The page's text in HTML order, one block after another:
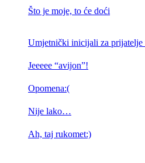
Što je moje, to će doći
Umjetnički inicijali za prijatelje
Jeeeee “avijon”!
Opomena:(
Nije lako…
Ah, taj rukomet:)